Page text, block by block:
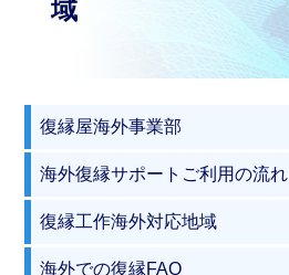
域
復縁屋海外事業部
海外復縁サポートご利用の流れ
復縁工作海外対応地域
海外での復縁FAQ